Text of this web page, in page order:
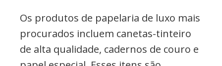
Os produtos de papelaria de luxo mais
procurados incluem canetas-tinteiro
de alta qualidade, cadernos de couro e